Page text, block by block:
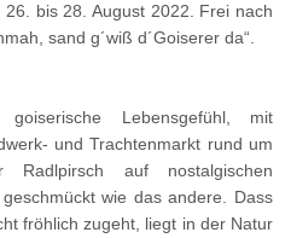
bis 28. August 2022. Frei nach
sand g´wiß d´Goiserer da“.
Lebensgefühl, mit
und Trachtenmarkt rund um
auf nostalgischen
wie das andere. Dass
fröhlich zugeht, liegt in der Natur